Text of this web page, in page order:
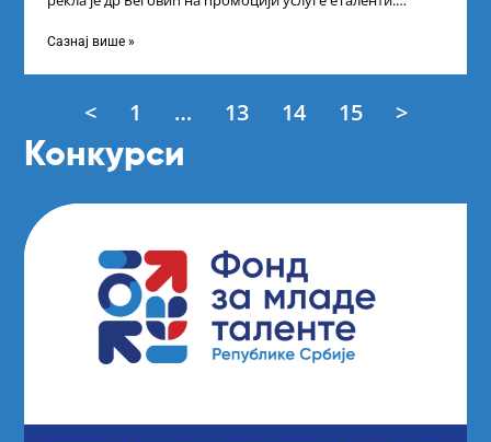
Сазнај више »
< 1 … 13 14 15 >
Конкурси